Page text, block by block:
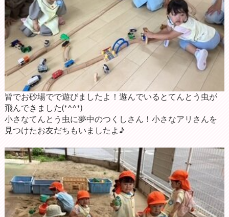
皆でお砂場でで遊びましたよ！遊んでいるとてんとう虫が
飛んできました(*^^*)
小さなてんとう虫に夢中のつくしさん！小さなアリさんを
見つけたお友だちもいましたよ♪